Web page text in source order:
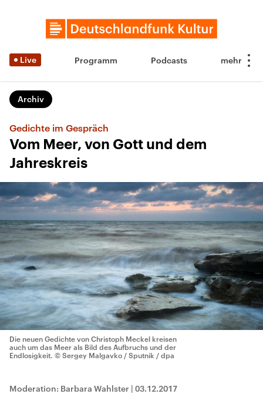
Live Programm Podcasts
Archiv
Gedichte im Gespräch
Vom Meer, von Gott und dem
Jahreskreis
Die neuen Gedichte von Christoph Meckel kreisen
auch um das Meer als Bild des Aufbruchs und der
Endlosigkeit. © Sergey Malgavko / Sputnik / dpa
Moderation: Barbara Wahlster | 03.12.2017